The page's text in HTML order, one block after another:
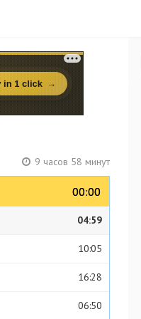
9 часов 58 минут
00:00
00:00
04:59
10:05
16:28
06:50